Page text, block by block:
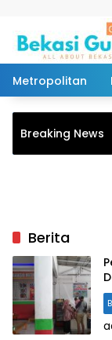
Metropolitan
Breaking News
100 Hari Tragedi
Keluarga
Investigasi dan
Berita